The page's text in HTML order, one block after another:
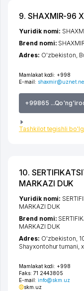
9. SHAXMIR-96
Mamlakat kodi: +998
E-mail:
+99865
Tashkilot tegishli
Yuridik nomi:
Brend nomi:
Adres: O'zbekiston,
10.
MARKAZI DUK
Mamlakat kodi: +998
Faks: 71 2443805
E-mail: info@skm.uz
skm.uz
Yuridik nomi:
MARKAZI DUK
Brend nomi:
MARKAZI DUK
Adres: O'zbekiston,
Shayxontohur tumani